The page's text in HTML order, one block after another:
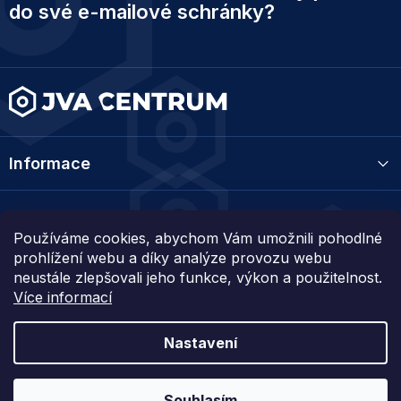
Používáme cookies, abychom Vám umožnili pohodlné
prohlížení webu a díky analýze provozu webu
neustále zlepšovali jeho funkce, výkon a použitelnost.
Více informací
Nastavení
p
í
do své e-mailové schránky?
Informace
Kontakt
Vytvořil Shoptet